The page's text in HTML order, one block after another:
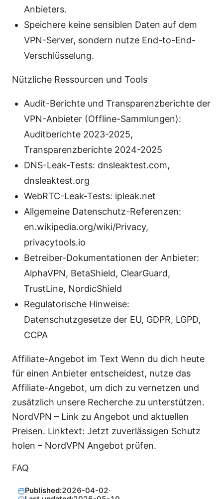
Anbieters.
Speichere keine sensiblen Daten auf dem
VPN-Server, sondern nutze End-to-End-
Verschlüsselung.
Nützliche Ressourcen und Tools
Audit-Berichte und Transparenzberichte der
VPN-Anbieter (Offline-Sammlungen):
Auditberichte 2023-2025,
Transparenzberichte 2024-2025
DNS-Leak-Tests: dnsleaktest.com,
dnsleaktest.org
WebRTC-Leak-Tests: ipleak.net
Allgemeine Datenschutz-Referenzen:
en.wikipedia.org/wiki/Privacy,
privacytools.io
Betreiber-Dokumentationen der Anbieter:
AlphaVPN, BetaShield, ClearGuard,
TrustLine, NordicShield
Regulatorische Hinweise:
Datenschutzgesetze der EU, GDPR, LGPD,
CCPA
Affiliate-Angebot im Text Wenn du dich heute
für einen Anbieter entscheidest, nutze das
Affiliate-Angebot, um dich zu vernetzen und
zusätzlich unsere Recherche zu unterstützen.
NordVPN – Link zu Angebot und aktuellen
Preisen. Linktext: Jetzt zuverlässigen Schutz
holen – NordVPN Angebot prüfen.
FAQ
Published:2026-04-02·